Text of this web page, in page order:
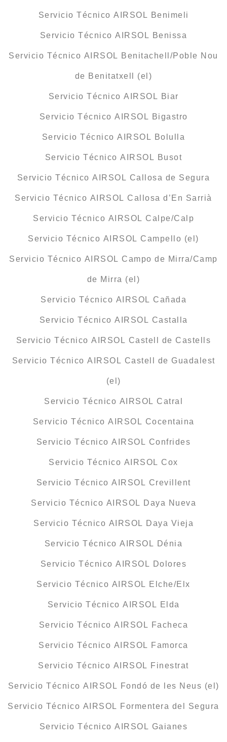
Servicio Técnico AIRSOL Benimeli
Servicio Técnico AIRSOL Benissa
Servicio Técnico AIRSOL Benitachell/Poble Nou
de Benitatxell (el)
Servicio Técnico AIRSOL Biar
Servicio Técnico AIRSOL Bigastro
Servicio Técnico AIRSOL Bolulla
Servicio Técnico AIRSOL Busot
Servicio Técnico AIRSOL Callosa de Segura
Servicio Técnico AIRSOL Callosa d’En Sarrià
Servicio Técnico AIRSOL Calpe/Calp
Servicio Técnico AIRSOL Campello (el)
Servicio Técnico AIRSOL Campo de Mirra/Camp
de Mirra (el)
Servicio Técnico AIRSOL Cañada
Servicio Técnico AIRSOL Castalla
Servicio Técnico AIRSOL Castell de Castells
Servicio Técnico AIRSOL Castell de Guadalest
(el)
Servicio Técnico AIRSOL Catral
Servicio Técnico AIRSOL Cocentaina
Servicio Técnico AIRSOL Confrides
Servicio Técnico AIRSOL Cox
Servicio Técnico AIRSOL Crevillent
Servicio Técnico AIRSOL Daya Nueva
Servicio Técnico AIRSOL Daya Vieja
Servicio Técnico AIRSOL Dénia
Servicio Técnico AIRSOL Dolores
Servicio Técnico AIRSOL Elche/Elx
Servicio Técnico AIRSOL Elda
Servicio Técnico AIRSOL Facheca
Servicio Técnico AIRSOL Famorca
Servicio Técnico AIRSOL Finestrat
Servicio Técnico AIRSOL Fondó de les Neus (el)
Servicio Técnico AIRSOL Formentera del Segura
Servicio Técnico AIRSOL Gaianes